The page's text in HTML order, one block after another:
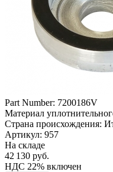
Part Number: 7200186V
Материал
Страна происхождения:
Артикул: 957
На складе
42 130 руб.
НДС 22% включен